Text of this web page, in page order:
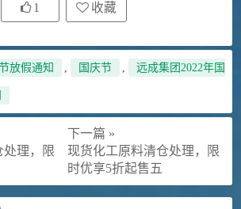
1 收藏
放假通知 , 国庆节 , 远成集团2022年国
处理，限
下一篇 »
现货化工原料清仓处理，限
时优享5折起售五